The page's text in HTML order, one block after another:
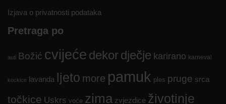
Izjava o privatnosti podataka
Pretraga po
auti Božić cvijeće dekordječje karirano karneval
kockice lavanda ljeto more pamuk ples pruge srca
točkice Uskrs voće zima zvjezdice životinje